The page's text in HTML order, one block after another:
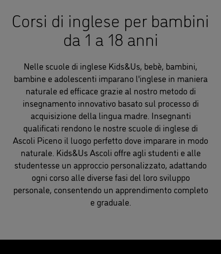
Corsi di inglese per bambini
da 1 a 18 anni
Nelle scuole di inglese Kids&Us, bebè, bambini,
bambine e adolescenti imparano l'inglese in maniera
naturale ed efficace grazie al nostro metodo di
insegnamento innovativo basato sul processo di
acquisizione della lingua madre. Insegnanti
qualificati rendono le nostre scuole di inglese di
Ascoli Piceno il luogo perfetto dove imparare in modo
naturale. Kids&Us Ascoli offre agli studenti e alle
studentesse un approccio personalizzato, adattando
ogni corso alle diverse fasi del loro sviluppo
personale, consentendo un apprendimento completo
e graduale.